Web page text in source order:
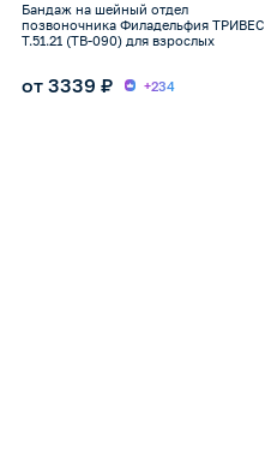
Бандаж на шейный отдел
позвоночника Филадельфия ТРИВЕС
Т.51.21 (ТВ-090) для взрослых
от 3339 ₽ +234